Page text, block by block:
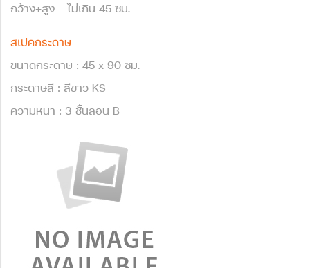
กว้าง+สูง = ไม่เกิน 45 ซม.
สเปคกระดาษ
ขนาดกระดาษ : 45 x 90 ซม.
กระดาษสี : สีขาว KS
ความหนา : 3 ชั้นลอน B